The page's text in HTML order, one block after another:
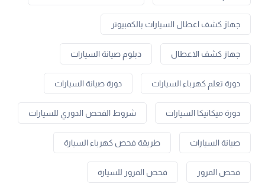
جهاز كشف اعطال السيارات بالكمبيوتر
جهاز كشف الاعطال دبلوم صيانة السيارات
دورة تعلم كهرباء السيارات دورة صيانة السيارات
دورة ميكانيكا السيارات شروط الفحص الدوري للسيارات
صيانة السيارات طريقة فحص كهرباء السيارة
فحص المرور فحص المرور للسيارة